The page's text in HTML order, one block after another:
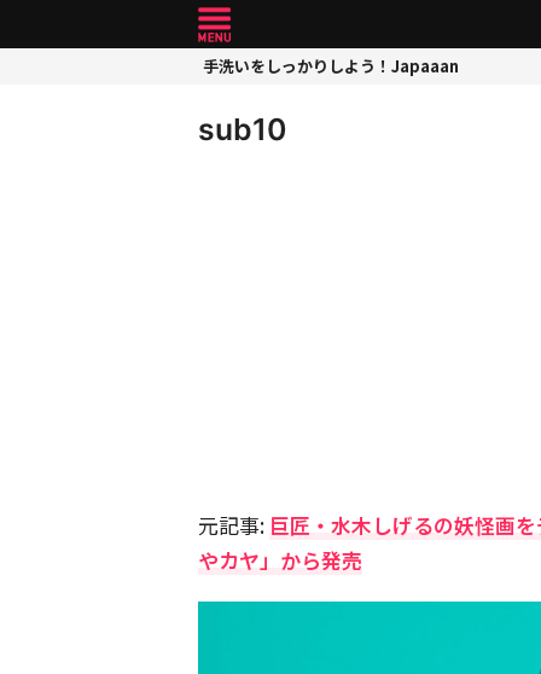
手洗いをしっかりしよう！Japaaan
sub10
元記事: 巨匠・水木しげるの妖怪画
やカヤ」から発売